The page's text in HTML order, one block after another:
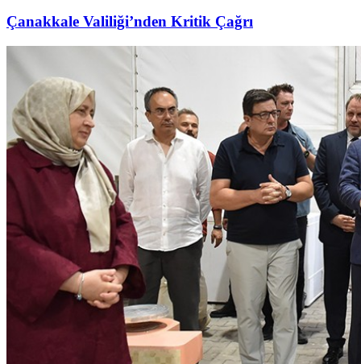
Çanakkale Valiliği’nden Kritik Çağrı